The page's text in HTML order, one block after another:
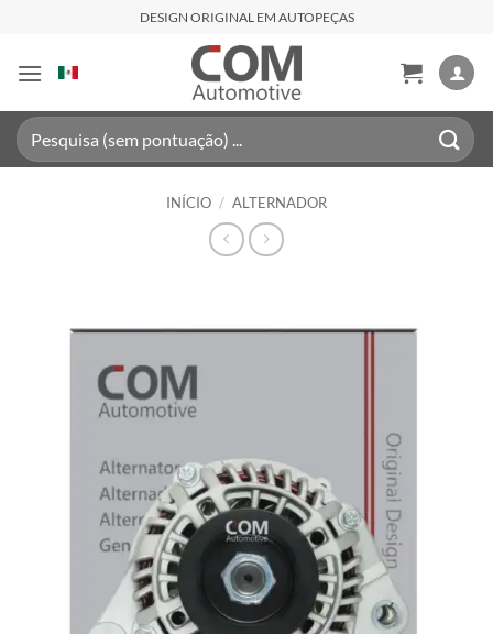
content
DESIGN ORIGINAL EM AUTOPEÇAS
Pesquisar
por:
INÍCIO / ALTERNADOR